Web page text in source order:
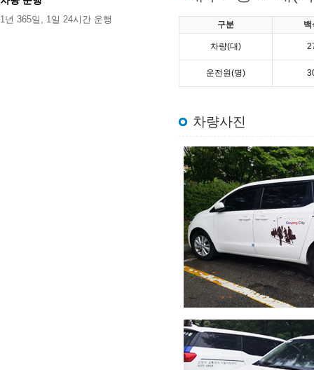
1년 365일, 1일 24시간 운행 구분 백
차량(대)
운전원(명)
차량사진